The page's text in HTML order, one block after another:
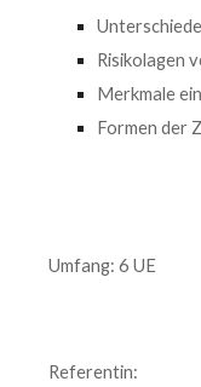
Risikolagen
Merkmale
Formen der
Umfang: 6 UE
Referentin: